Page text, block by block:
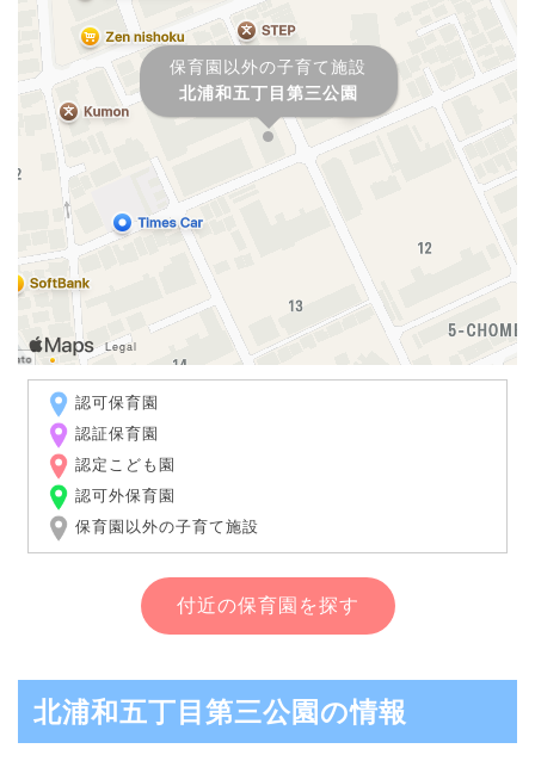
保育園以外の子育て施設
北浦和五丁目第三公園
認可保育園
認証保育園
認定こども園
認可外保育園
保育園以外の子育て施設
付近の保育園を探す
北浦和五丁目第三公園の情報